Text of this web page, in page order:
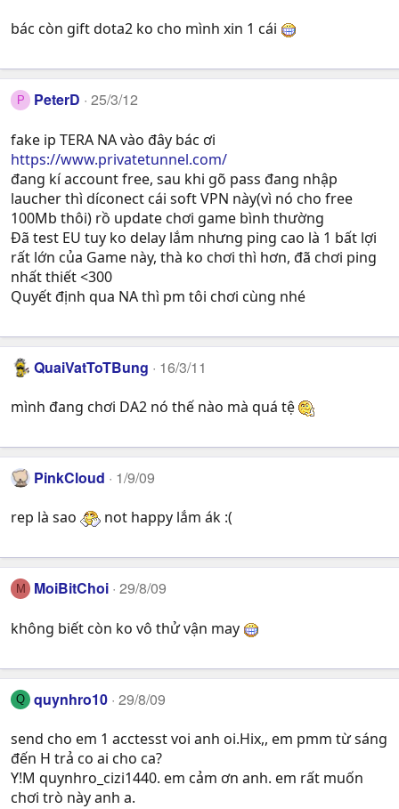
bác còn gift dota2 ko cho mình xin 1 cái
P PeterD 25/3/12
fake ip TERA NA vào đây bác ơi
https://www.privatetunnel.com/
đang kí account free, sau khi gõ pass đang nhập
laucher thì díconect cái soft VPN này(vì nó cho free
100Mb thôi) rồ update chơi game bình thường
Đã test EU tuy ko delay lắm nhưng ping cao là 1 bất lợi
rất lớn của Game này, thà ko chơi thì hơn, đã chơi ping
nhất thiết <300
Quyết định qua NA thì pm tôi chơi cùng nhé
QuaiVatToTBung 16/3/11
mình đang chơi DA2 nó thế nào mà quá tệ
PinkCloud 1/9/09
rep là sao not happy lắm ák :(
M MoiBitChoi 29/8/09
không biết còn ko vô thử vận may
Q quynhro10 29/8/09
send cho em 1 acctesst voi anh oi.Hix,, em pmm từ sáng
đến H trả co ai cho ca?
Y!M quynhro_cizi1440. em cảm ơn anh. em rất muốn
chơi trò này anh a.